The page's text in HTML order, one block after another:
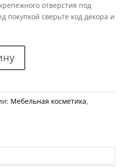
отверстия под
покупкой сверьте код декора и
Мебельная косметика